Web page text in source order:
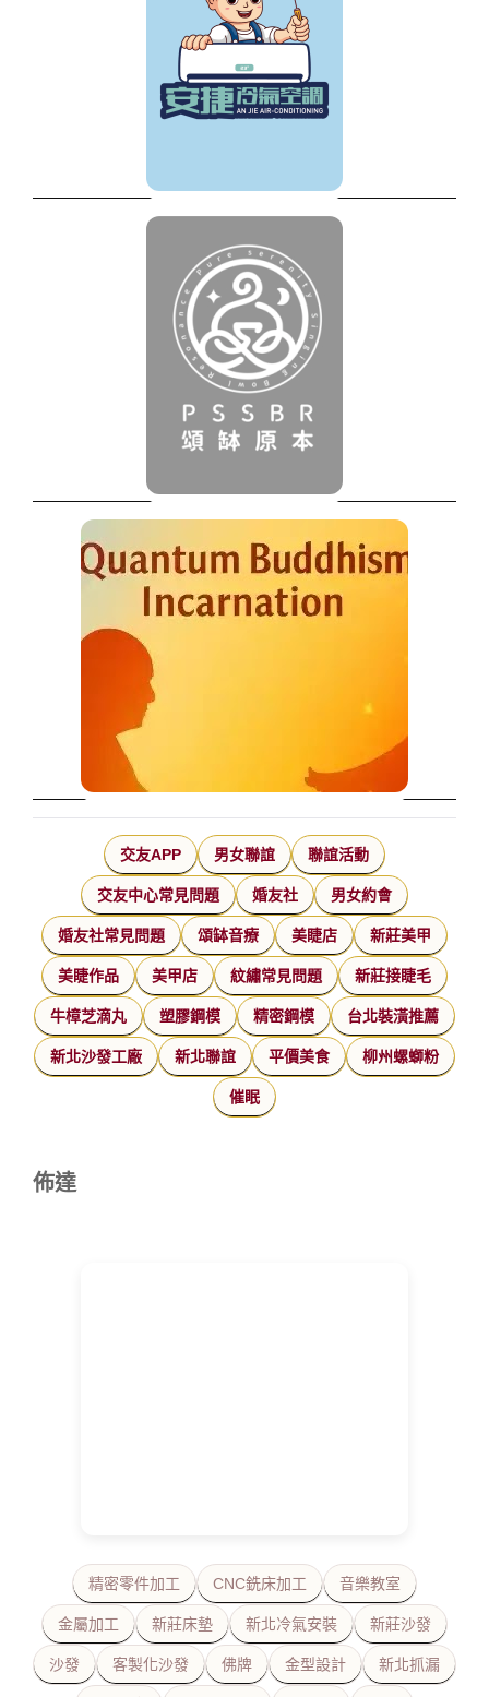
交友APP 男女聯誼 聯誼活動
交友中心常見問題 婚友社 男女約會
婚友社常見問題 頌缽音療 美睫店 新莊美甲
美睫作品 美甲店 紋繡常見問題 新莊接睫毛
牛樟芝滴丸 塑膠鋼模 精密鋼模 台北裝潢推薦
新北沙發工廠 新北聯誼 平價美食 柳州螺螄粉
催眠
佈達
精密零件加工 CNC銑床加工 音樂教室
金屬加工 新莊床墊 新北冷氣安裝 新莊沙發
沙發 客製化沙發 佛牌 金型設計 新北抓漏